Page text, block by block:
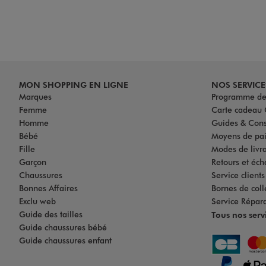
MON SHOPPING EN LIGNE
Marques
Femme
Homme
Bébé
Fille
Garçon
Chaussures
Bonnes Affaires
Exclu web
Guide des tailles
Guide chaussures bébé
Guide chaussures enfant
NOS
Programme
Carte cadeau
Guides &
Moyens de
Modes de
Retours et
Service
Bornes de
Service
Tous nos